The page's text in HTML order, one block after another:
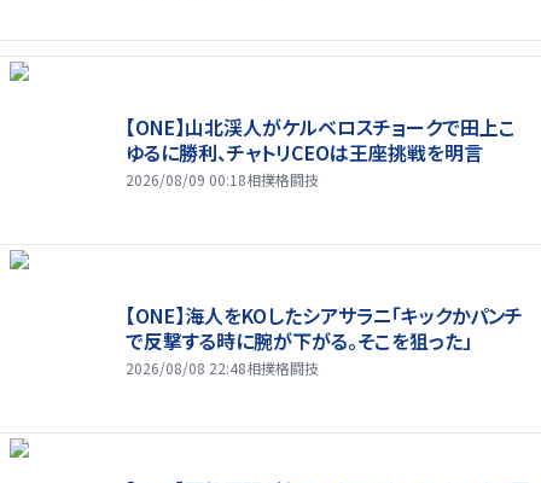
【ONE】山北渓人がケルベロスチョークで田上こ
ゆるに勝利、チャトリCEOは王座挑戦を明言
2026/08/09 00:18相撲格闘技
【ONE】海人をKOしたシアサラニ「キックかパンチ
で反撃する時に腕が下がる。そこを狙った」
2026/08/08 22:48相撲格闘技